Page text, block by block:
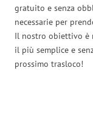
gratuito e senza
necessarie per
Il nostro obiettivo è
il più semplice e
prossimo trasloco!